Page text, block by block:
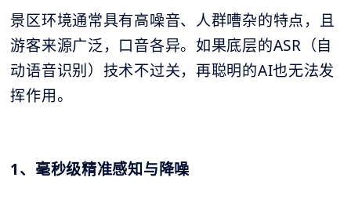
景区环境通常具有高噪音、人群嘈杂的特点，且
游客来源广泛，口音各异。如果底层的ASR（自
动语音识别）技术不过关，再聪明的AI也无法发
挥作用。
1、毫秒级精准感知与降噪